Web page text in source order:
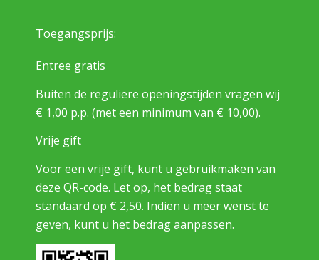
Toegangsprijs:
Entree gratis
Buiten de reguliere openingstijden vragen wij
€ 1,00 p.p. (met een minimum van € 10,00).
Vrije gift
Voor een vrije gift, kunt u gebruikmaken van
deze QR-code. Let op, het bedrag staat
standaard op € 2,50. Indien u meer wenst te
geven, kunt u het bedrag aanpassen.